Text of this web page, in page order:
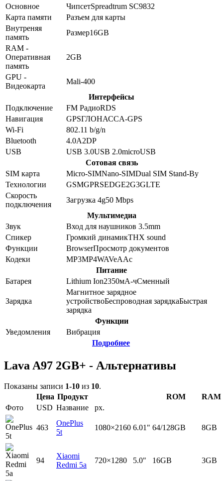
Основное
ЧипсетSpreadtrum SC9832
Карта памяти
Разъем для карты
Внутреняя
память
Размер16GB
RAM -
Оперативная
память
2GB
GPU -
Видеокарта
Mali-400
Интерфейсы
Подключение
FM РадиоRDS
Навигация
GPSГЛОНАССA-GPS
Wi-Fi
802.11 b/g/n
Bluetooth
4.0A2DP
USB
USB 3.0USB 2.0microUSB
Сотовая связь
SIM карта
Micro-SIMNano-SIMDual SIM Stand-By
Технологии
GSMGPRSEDGE2G3GLTE
Скорость
подключения
Загрузка 4g50 Mbps
Мультимедиа
Звук
Вход для наушников 3.5mm
Спикер
Громкий динамикTHX sound
Функции
BrowserПросмотр документов
Кодеки
MP3MP4WAVeAAc
Питание
Батарея
Lithium Ion2350мА-чСменный
Зарядка
Магнитное зарядное
устройствоБеспроводная зарядкаБыстрая
зарядка
Функции
Уведомления
Вибрация
Подробнее
Lava A97 2GB+ - Альтернативы
Показаны записи 1-10 из 10.
Цена Продукт ROM
RAM
Фото
USD Название px.
463
OnePlus
5t
1080×2160 6.01" 64/128GB 8GB
94
Xiaomi
Redmi 5a
720×1280 5.0" 16GB 3GB